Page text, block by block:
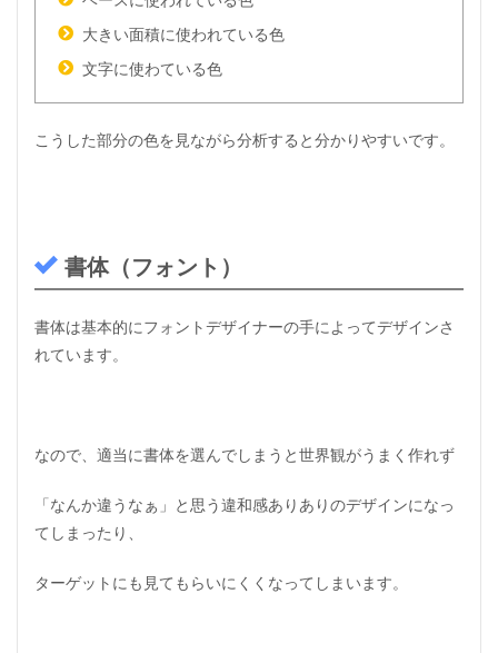
大きい面積に使われている色
文字に使わている色
こうした部分の色を見ながら分析すると分かりやすいです。
書体（フォント）
書体は基本的にフォントデザイナーの手によってデザインさ
れています。
なので、適当に書体を選んでしまうと世界観がうまく作れず
「なんか違うなぁ」と思う違和感ありありのデザインになっ
てしまったり、
ターゲットにも見てもらいにくくなってしまいます。